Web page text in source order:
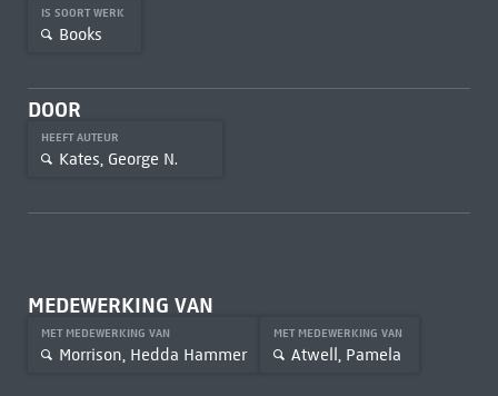
IS SOORT WERK
Books
DOOR
HEEFT AUTEUR
Kates, George N.
MEDEWERKING VAN
MET MEDEWERKING VAN
Morrison, Hedda Hammer
MET MEDEWERKING VAN
Atwell, Pamela